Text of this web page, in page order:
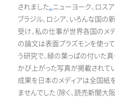
されました。ニューヨーク、ロスア
ブラジル、ロシア、いろんな国
受け、私の仕事が世界各国のメ
の論文は表面プラズモンを使っ
う研究で、緑の葉っぱの付いた
かび上がった写真が掲載されて
成果を日本のメディアは全国紙
ませんでした（除く、読売新聞大